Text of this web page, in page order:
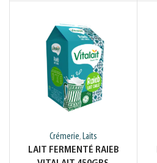
Crémerie, Laits
LAIT FERMENTÉ RAIEB